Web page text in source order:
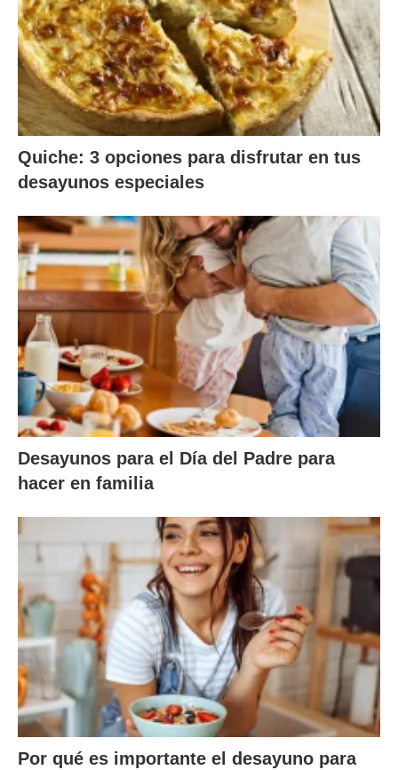
Quiche: 3 opciones para disfrutar en tus
desayunos especiales
Desayunos para el Día del Padre para
hacer en familia
Por qué es importante el desayuno para